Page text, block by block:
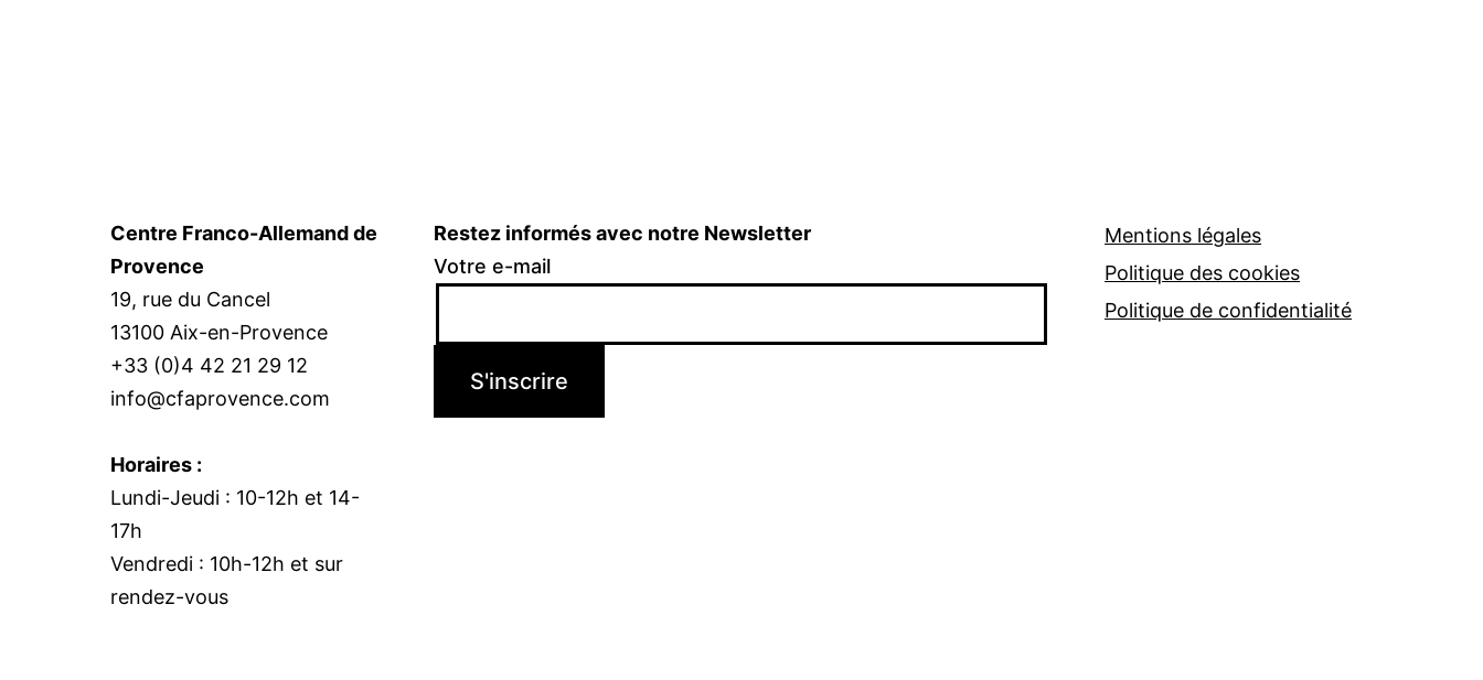
Centre Franco-Allemand de
Provence
19, rue du Cancel
13100 Aix-en-Provence
+33 (0)4 42 21 29 12
info@cfaprovence.com
Horaires :
Lundi-Jeudi : 10-12h et 14-
17h
Vendredi : 10h-12h et sur
rendez-vous
Restez informés avec notre Newsletter
Votre e-mail
Mentions légales
Politique des cookies
Politique de confidentialité